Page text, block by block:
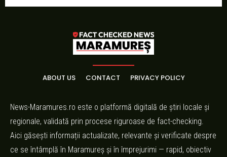
ABOUT US CONTACT PRIVACY POLICY
News-Maramures.ro este o platformă digitală de știri locale și
regionale, validată prin procese riguroase de fact-checking.
Aici găsești informații actualizate, relevante și verificate despre
ce se întâmplă în Maramureș și în împrejurimi — rapid, obiectiv